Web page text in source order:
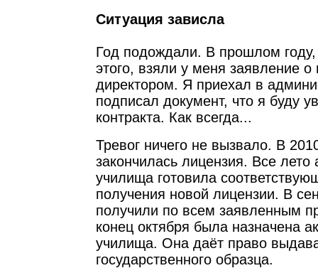
Ситуация зависла
Год подождали. В прошлом году,
этого, взяли у меня заявление
директором. Я приехал в
подписал документ, что я буду
контракта. Как всегда...
Тревог ничего не вызвало. В
закончилась лицензия. Все лето
училища готовила
получения новой лицензии. В
получили по всем заявленным
конец октября была назначена
училища. Она даёт право
государственного образца.